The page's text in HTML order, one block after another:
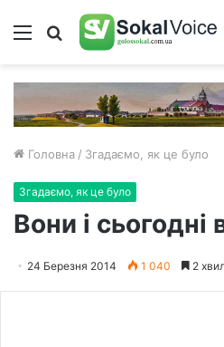
Меню Пошук
Головна / Згадаємо, як це було
Згадаємо, як це було
Вони і
24 Березня 2014 1 040 2